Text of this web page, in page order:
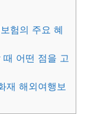
험의 주요 혜
때 어떤 점을 고
재 해외여행보